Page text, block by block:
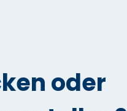
oder